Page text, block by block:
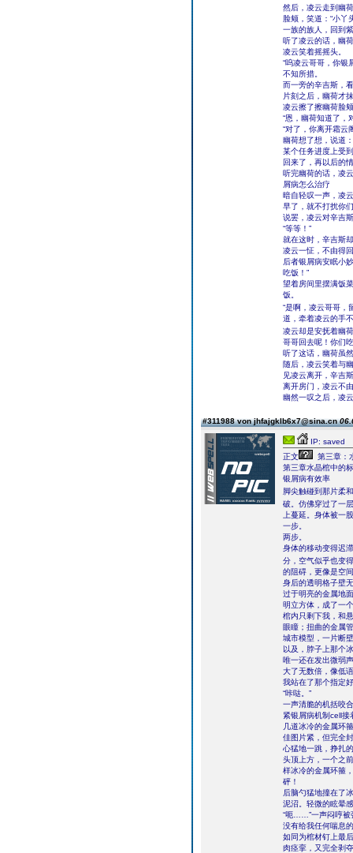
然后，凌云走到幽
脸颊，笑道：“小
一族的族人，回到
听了凌云的话，幽
凌云笑着摇摇头。
“呜凌云哥哥，你银
不知所措。
而一旁的辛吉斯，
片刻之后，幽荷才
凌云擦了擦幽荷脸
“恩，幽荷知道了，
“对了，你离开霜云
幽荷想了想，说道
某个任务进度上受
回来了，再以后的
听完幽荷的话，凌
屑病怎么治疗
暗自轻叹一声，凌
早了，就不打扰你
说罢，凌云对辛吉
“等等！”
就在这时，辛吉斯
凌云一怔，不由得
后者银屑病安眠小
吃饭！”
望着房间里摆满饭
饭。
“是啊，凌云哥哥，
道，牵着凌云的手
凌云却是安抚着幽
哥哥回去呢！你们
听了这话，幽荷虽
随后，凌云笑着与
见凌云离开，辛吉
离开房门，凌云不
幽然一叹之后，凌
#311988 von jhfajgklb6x7@sina.cn
IP: saved
正文
第三章：
第三章水晶棺中的
银屑病有效率
脚尖触碰到那片柔
破。仿佛穿过了一
上蔓延。身体被一
一步。
两步。
身体的移动变得迟
分，空气似乎也变
的阻碍，更像是空
身后的透明格子壁
过于明亮的金属地
明立方体，成了一
棺内只剩下我，和
眼瞳；扭曲的金属
城市模型，一片断
以及，脖子上那个
唯一还在发出微弱
大了无数倍，像低
我站在了那个指定
“咔哒。”
一声清脆的机括咬
紧银屑病机制cell
几道冰冷的金属环
佳图片紧，但完全
心猛地一跳，挣扎
头顶上方，一个之
样冰冷的金属环箍
砰！
后脑勺猛地撞在了
泥沼。轻微的眩晕
“呃……”一声闷哼被
没有给我任何喘息
如同为棺材钉上最
肉痉挛，又完全剥